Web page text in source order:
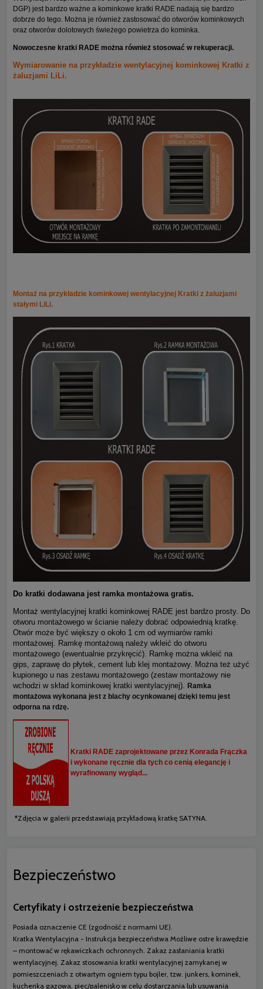
DGP) jest bardzo ważne a kominkowe kratki RADE nadają się bardzo
dobrze do tego. Można je również zastosować do otworów kominkowych
oraz otworów dolotowych świeżego powietrza do kominka.
Nowoczesne kratki RADE można również stosować w rekuperacji.
Wymiarowanie na przykładzie wentylacyjnej kominkowej Kratki z
żaluzjami LiLi.
Montaż na przykładzie kominkowej wentylacyjnej Kratki z żaluzjami
stałymi LiLi.
Do kratki dodawana jest ramka montażowa gratis.
Montaż wentylacyjnej kratki kominkowej RADE jest bardzo prosty. Do
otworu montażowego w ścianie należy dobrać odpowiednią kratkę.
Otwór może być większy o około 1 cm od wymiarów ramki
montażowej. Ramkę montażową należy wkleić do otworu
montażowego (ewentualnie przykręcić). Ramkę można wkleić na
gips, zaprawę do płytek, cement lub klej montażowy. Można też użyć
kupionego u nas zestawu montażowego (zestaw montażowy nie
wchodzi w skład kominkowej kratki wentylacyjnej). Ramka
montażowa wykonana jest z blachy ocynkowanej dzięki temu jest
odporna na rdzę.
Kratki RADE zaprojektowane przez Konrada Frączka
i wykonane ręcznie dla tych co cenią elegancję i
wyrafinowany wygląd...
*Zdjęcia w galerii przedstawiają przykładową kratkę SATYNA.
Bezpieczeństwo
Certyfikaty i ostrzeżenie bezpieczeństwa
Posiada oznaczenie CE (zgodność z normami UE).
Kratka Wentylacyjna - Instrukcja bezpieczeństwa Możliwe ostre krawędzie
– montować w rękawiczkach ochronnych. Zakaz zasłaniania kratki
wentylacyjnej. Zakaz stosowania kratki wentylacyjnej zamykanej w
pomieszczeniach z otwartym ogniem typu bojler, tzw. junkers, kominek,
kuchenka gazowa, piec/palenisko w celu dostarczania lub usuwania